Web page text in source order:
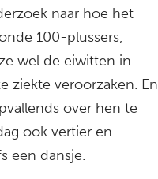
naar hoe het
100-plussers,
wel de eiwitten in
ziekte veroorzaken. En
over hen te
ook vertier en
een dansje.